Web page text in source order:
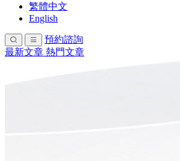
繁體中文
English
預約諮詢
最新文章 熱門文章